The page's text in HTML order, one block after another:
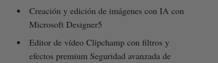
Creación y edición de imágenes con IA con
Microsoft Designer5
Editor de vídeo Clipchamp con filtros y
efectos premium Seguridad avanzada de